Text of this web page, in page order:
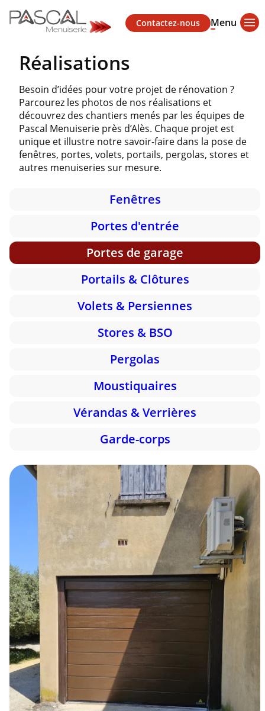
Contactez-nous Menu
Réalisations
Besoin d’idées pour votre projet de rénovation ?
Parcourez les photos de nos réalisations et
découvrez des chantiers menés par les équipes de
Pascal Menuiserie près d’Alès. Chaque projet est
unique et illustre notre savoir-faire dans la pose de
fenêtres, portes, volets, portails, pergolas, stores et
autres menuiseries sur mesure.
Fenêtres
Portes d'entrée
Portes de garage
Portails & Clôtures
Volets & Persiennes
Stores & BSO
Pergolas
Moustiquaires
Vérandas & Verrières
Garde-corps